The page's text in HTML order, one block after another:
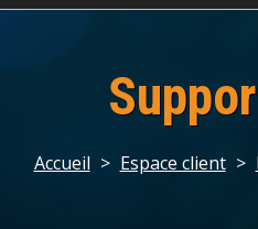
Accueil > Espace client >